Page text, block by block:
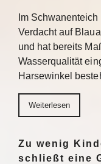
Im
Verdacht auf
und hat bereits
Wasserqualität
Harsewinkel
Weiterlesen
Zu wenig
schließt eine